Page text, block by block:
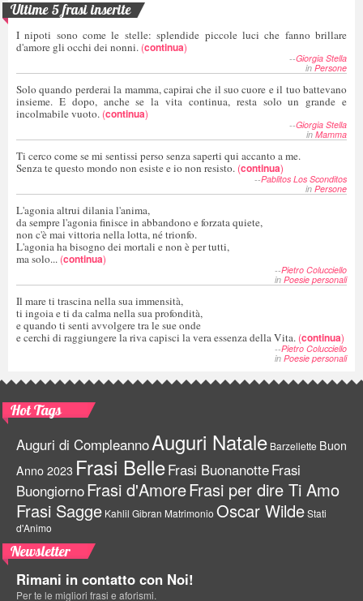
Ultime 5 frasi inserite
I nipoti sono come le stelle: splendide piccole luci che fanno brillare
d'amore gli occhi dei nonni. (continua)
--Giorgia Stella
inPersone
Solo quando perderai la mamma, capirai che il suo cuore e il tuo battevano
insieme. E dopo, anche se la vita continua, resta solo un grande e
incolmabile vuoto. (continua)
--Giorgia Stella
inMamma
Ti cerco come se mi sentissi perso senza saperti qui accanto a me.
Senza te questo mondo non esiste e io non resisto. (continua)
--Pablitos Los Sconditos
in Persone
L'agonia altrui dilania l'anima,
da sempre l'agonia finisce in abbandono e forzata quiete,
non c'è mai vittoria nella lotta, né trionfo.
L'agonia ha bisogno dei mortali e non è per tutti,
ma solo... (continua)
--Pietro Colucciello
in Poesie personali
Il mare ti trascina nella sua immensità,
ti ingoia e ti da calma nella sua profondità,
e quando ti senti avvolgere tra le sue onde
e cerchi di raggiungere la riva capisci la vera essenza della Vita. (continua)
--Pietro Colucciello
in Poesie personali
Hot Tags
Auguri di CompleannoAuguri Natale Barzellette Buon
Anno 2023 Frasi BelleFrasi BuonanotteFrasi
BuongiornoFrasi d'AmoreFrasi per dire Ti Amo
Frasi Sagge Kahlil Gibran Matrimonio Oscar WildeStati
d'Animo
Newsletter
Rimani in contatto con Noi!
Per te le migliori frasi e aforismi.